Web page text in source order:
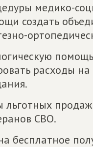
медико-
создать
расходы
льготных
СВО.
бесплатное